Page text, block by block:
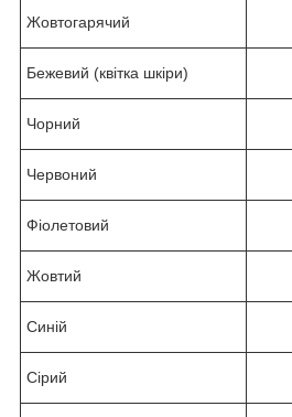
Жовтогарячий
Бежевий (квітка шкіри)
Чорний
Червоний
Фіолетовий
Жовтий
Синій
Сірий